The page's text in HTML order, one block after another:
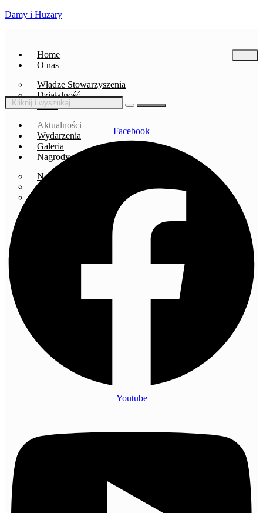
Damy i Huzary
Home
O nas
Władze Stowarzyszenia
Działalność
Statut
Aktualności
Wydarzenia
Galeria
Nagrody
Nagrody
Podziękowania
Facebook
Youtube